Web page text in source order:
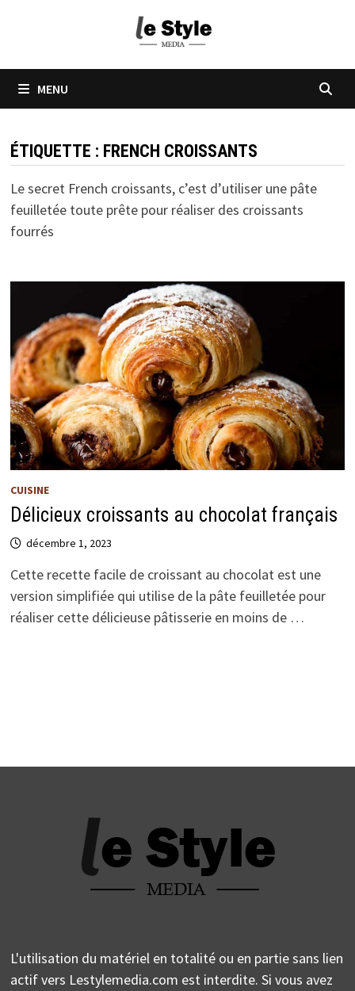
MENU
ÉTIQUETTE : FRENCH CROISSANTS
Le secret French croissants, c’est d’utiliser une pâte
feuilletée toute prête pour réaliser des croissants
fourrés
CUISINE
Délicieux croissants au chocolat français
décembre 1, 2023
Cette recette facile de croissant au chocolat est une
version simplifiée qui utilise de la pâte feuilletée pour
réaliser cette délicieuse pâtisserie en moins de …
L'utilisation du matériel en totalité ou en partie sans lien
actif vers Lestylemedia.com est interdite. Si vous avez